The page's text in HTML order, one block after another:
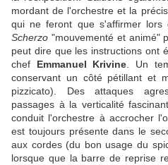
mordant de l'orchestre et la
qui ne feront que s'affirmer lors
Scherzo "mouvementé et animé"
peut dire que les instructions ont
chef Emmanuel Krivine . Un
conservant un côté pétillant et
pizzicato). Des attaques
passages à la verticalité
conduit l'orchestre à accrocher
est toujours présente dans le
aux cordes (du bon usage du
lorsque que la barre de reprise